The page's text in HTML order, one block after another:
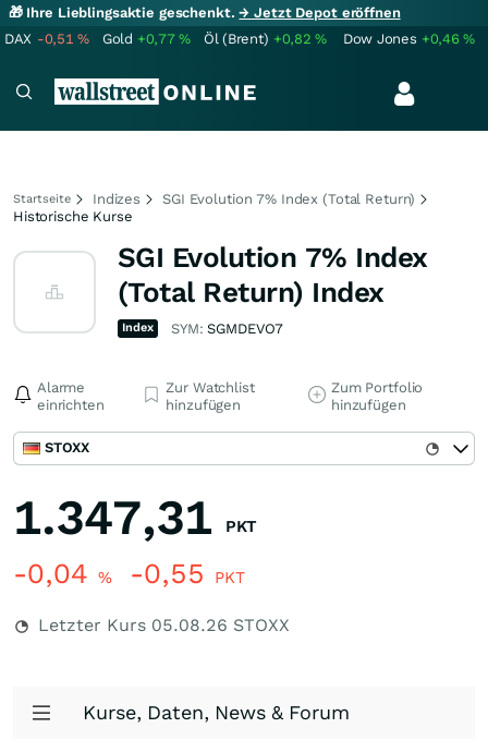
🎁 Ihre Lieblingsaktie geschenkt.→ Jetzt Depot eröffnen
DAX -0,51% Gold +0,77% Öl (Brent) +0,82% Dow Jones +0,46%
Startseite Indizes
SGI Evolution 7% Index (Total Return)
Historische Kurse
SGI Evolution 7% Index
(Total Return) Index
Index SYM:SGMDEVO7
Alarme
einrichten
Zur Watchlist
hinzufügen
Zum Portfolio
hinzufügen
STOXX
1.347,31 PKT
-0,04 % -0,55 PKT
Letzter Kurs 05.08.26 STOXX
Kurse, Daten, News & Forum